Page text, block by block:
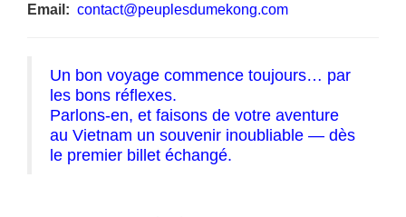
Email: contact@peuplesdumekong.com
Un bon voyage commence toujours… par
les bons réflexes.
Parlons-en, et faisons de votre aventure
au Vietnam un souvenir inoubliable — dès
le premier billet échangé.